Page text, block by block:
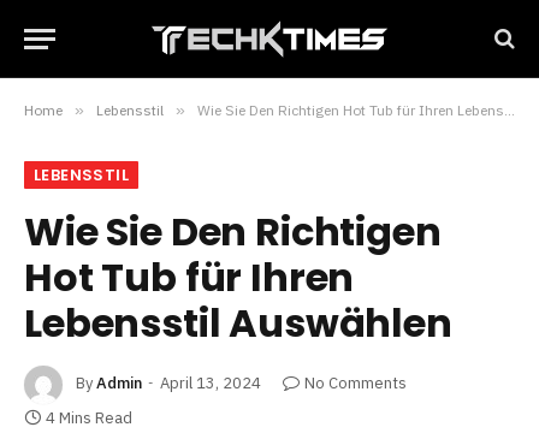
Home » Lebensstil » Wie Sie Den Richtigen Hot Tub für Ihren Lebensstil Auswählen
LEBENSSTIL
Wie Sie Den Richtigen
Hot Tub für Ihren
Lebensstil Auswählen
ByAdmin April 13, 2024
No Comments
4 Mins Read